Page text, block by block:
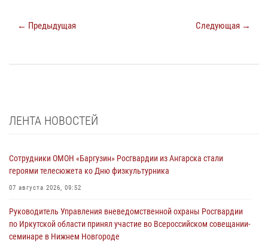
← Предыдущая Следующая →
ЛЕНТА НОВОСТЕЙ
Сотрудники ОМОН «Баргузин» Росгвардии из Ангарска стали
героями телесюжета ко Дню физкультурника
07 августа 2026, 09:52
Руководитель Управления вневедомственной охраны Росгвардии
по Иркутской области принял участие во Всероссийском совещании-
семинаре в Нижнем Новгороде